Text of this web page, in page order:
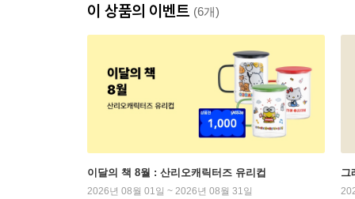
이 상품의 이벤트 (6개)
이달의 책 8월 : 산리오캐릭터즈 유리컵
2026년 08월 01일 ~ 2026년 08월 31일
그